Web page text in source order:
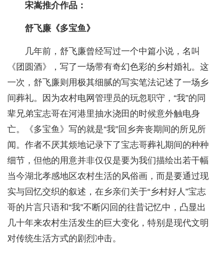
宋嵩推介作品：
舒飞廉《多宝鱼》
几年前，舒飞廉曾经写过一个中篇小说，名叫
《团圆酒》，写了一场带有奇幻色彩的乡村婚礼。这
一次，舒飞廉则用极其细腻的写实笔法记述了一场乡
间葬礼。因为农村电网管理员的玩忽职守，“我”的同
辈兄弟宝志哥在河港里抽水浇田的时候意外触电身
亡。《多宝鱼》写的就是“我”回乡奔丧期间的所见所
闻。作者不厌其烦地记录下了宝志哥葬礼期间的种种
细节，但他的用意并非仅仅是要为我们描绘出若干幅
当今湖北孝感地区农村生活的风俗画，而是要通过现
实与回忆交织的叙述，在乡亲们关于“乡村好人”宝志
哥的片言只语和“我”不断闪回的往昔记忆中，凸显出
几十年来农村生活发生的巨大变化，特别是现代文明
对传统生活方式的剧烈冲击。